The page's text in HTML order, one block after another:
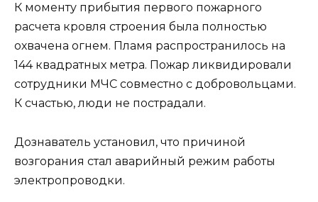
К моменту прибытия первого пожарного
расчета кровля строения была полностью
охвачена огнем. Пламя распространилось на
144 квадратных метра. Пожар ликвидировали
сотрудники МЧС совместно с добровольцами.
К счастью, люди не пострадали.
Дознаватель установил, что причиной
возгорания стал аварийный режим работы
электропроводки.